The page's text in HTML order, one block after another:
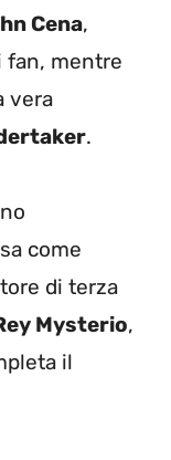
Cena,
fan, mentre
vera
.
come
di terza
Mysterio,
il